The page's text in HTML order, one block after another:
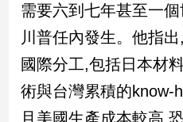
兩
國
際
社
會/
地
需要六到七年甚至一
川普任內發生。他指
國際分工,包括日本材
術與台灣累積的know-
且美國生產成本較高,